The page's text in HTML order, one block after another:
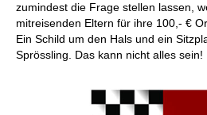
zumindest die Frage stellen lassen,
mitreisenden Eltern für ihre 100,- €
Ein Schild um den Hals und ein
Sprössling. Das kann nicht alles sein!